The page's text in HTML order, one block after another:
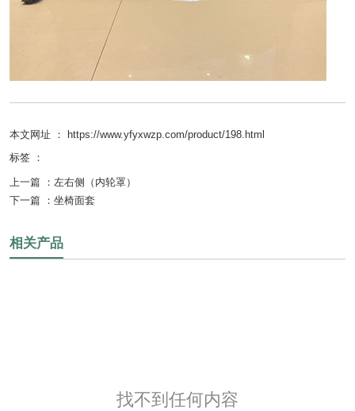
本文网址 ： https://www.yfyxwzp.com/product/198.html
标签 ：
上一篇 ： 左右侧（内轮罩）
下一篇 ： 坐椅面套
相关产品
找不到任何内容